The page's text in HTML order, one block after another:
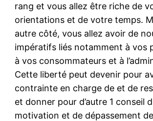
rang et vous allez être riche de
orientations et de votre temps.
autre côté, vous allez avoir de
impératifs liés notamment à vos
à vos consommateurs et à
Cette liberté peut devenir pour
contrainte en charge de et de
et donner pour d’autre 1 conseil
motivation et de dépassement de